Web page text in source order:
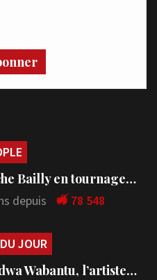
Bailly en tournage…
depuis 78 548
JOUR
Wabantu, l’artiste…